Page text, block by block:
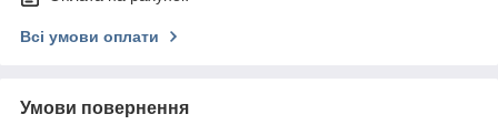
Всі умови оплати
Умови повернення